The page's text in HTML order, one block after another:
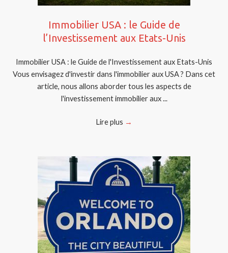
Immobilier USA : le Guide de
l’Investissement aux Etats-Unis
Immobilier USA : le Guide de l'Investissement aux Etats-Unis
Vous envisagez d'investir dans l'immobilier aux USA ? Dans cet
article, nous allons aborder tous les aspects de
l'investissement immobilier aux ...
Lire plus →